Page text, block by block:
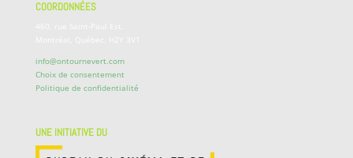
COORDONNÉES
info@ontournevert.com
Choix de consentement
Politique de confidentialité
UNE INITIATIVE DU